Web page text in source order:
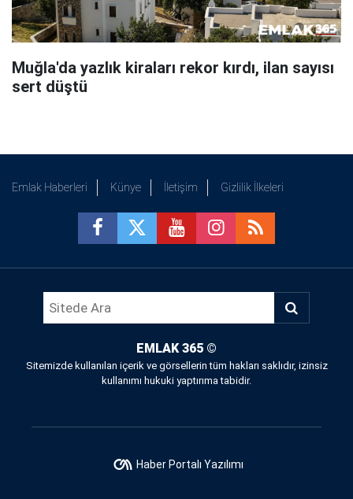
Muğla'da yazlık kiraları rekor kırdı, ilan sayısı
sert düştü
Emlak Haberleri Künye İletişim Gizlilik İlkeleri
EMLAK 365 ©
Sitemizde kullanılan içerik ve görsellerin tüm hakları saklıdır, izinsiz
kullanımı hukuki yaptırıma tabidir.
Haber Portalı Yazılımı